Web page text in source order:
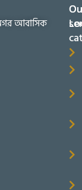
আবাসিক